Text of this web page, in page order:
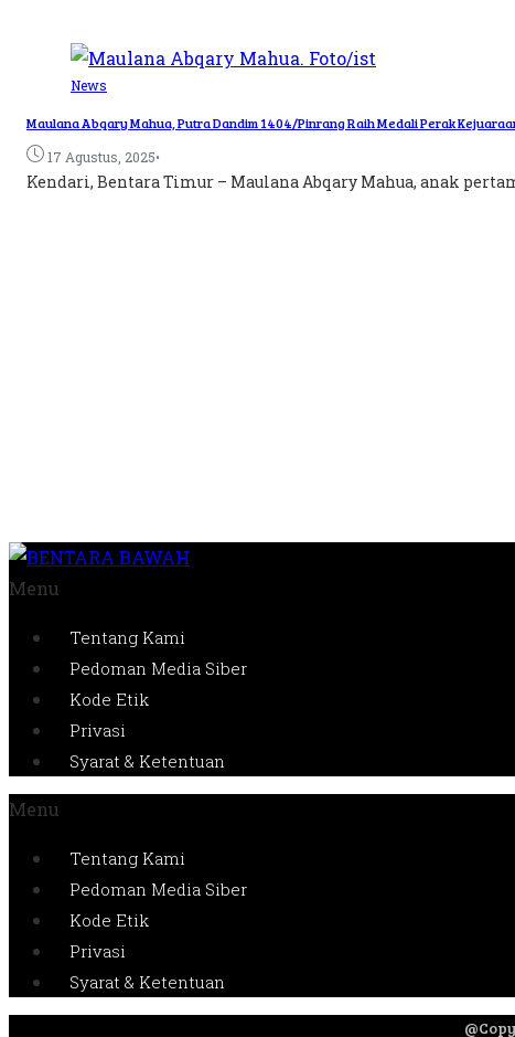
News
Maulana Abqary Mahua, Putra Dandim 1404/Pinrang Raih Medali Perak
17 Agustus, 2025•
Kendari, Bentara Timur – Maulana Abqary Mahua, anak
Menu
Tentang Kami
Pedoman Media Siber
Kode Etik
Privasi
Syarat & Ketentuan
Menu
Tentang Kami
Pedoman Media Siber
Kode Etik
Privasi
Syarat & Ketentuan